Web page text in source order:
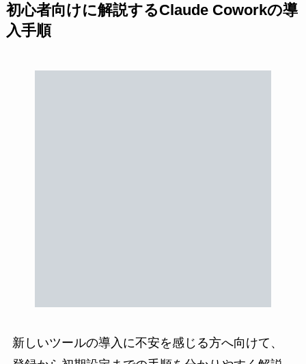
初心者向けに解説するClaude Coworkの導
入手順
新しいツールの導入に不安を感じる方へ向けて、